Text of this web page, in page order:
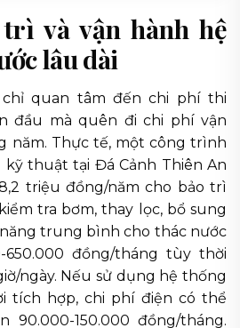
và vận hành hệ
lâu dài
chỉ quan tâm đến chi phí thi
đầu mà quên đi chi phí vận
năm. Thực tế, một công trình
thuật tại Đá Cảnh Thiên An
triệu đồng/năm cho bảo trì
tra bơm, thay lọc, bổ sung
năng trung bình cho thác nước
650.000 đồng/tháng tùy thời
ngày. Nếu sử dụng hệ thống
tích hợp, chi phí điện có thể
90.000-150.000 đồng/tháng.